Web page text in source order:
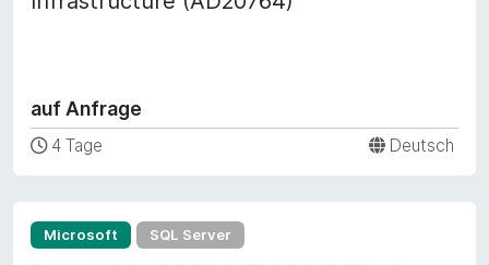
auf Anfrage
4 Tage Deutsch
Microsoft SQL Server